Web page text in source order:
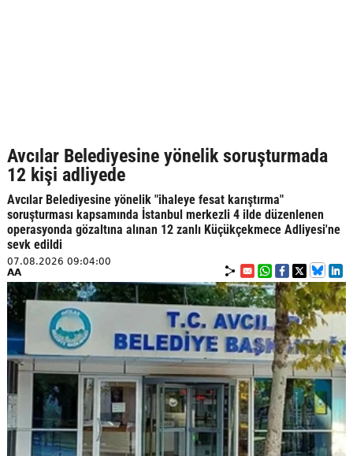
Avcılar Belediyesine yönelik soruşturmada
12 kişi adliyede
Avcılar Belediyesine yönelik "ihaleye fesat karıştırma"
soruşturması kapsamında İstanbul merkezli 4 ilde düzenlenen
operasyonda gözaltına alınan 12 zanlı Küçükçekmece Adliyesi'ne
sevk edildi
07.08.2026 09:04:00
AA